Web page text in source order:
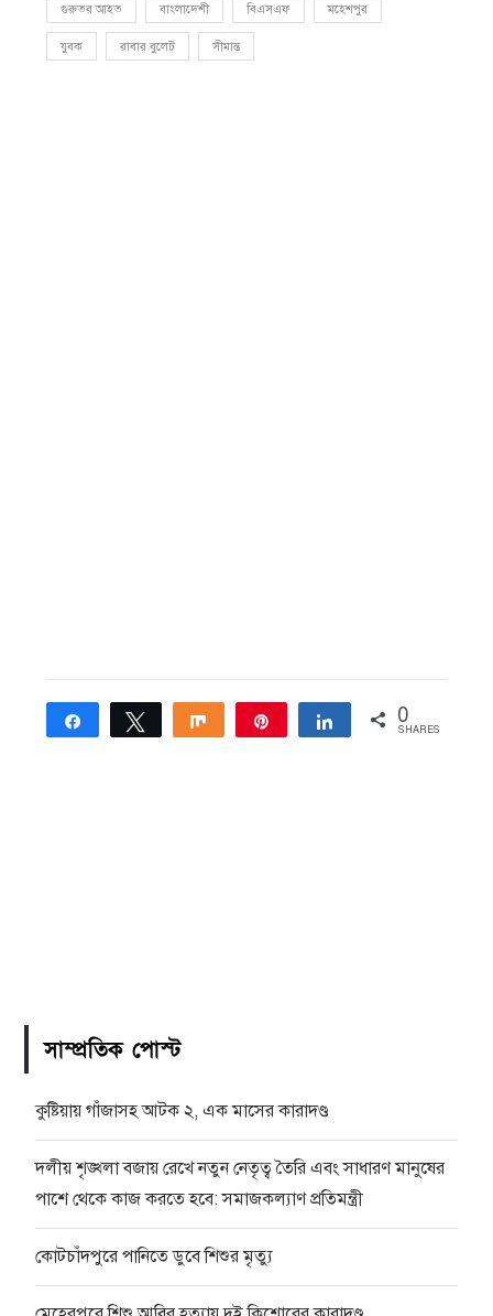
গুরুতর আহত বাংলাদেশী বিএসএফ মহেশপুর
যুবক রাবার বুলেট সীমান্ত
Share Tweet Share Share 0
SHARES
সাম্প্রতিক পোস্ট
কুষ্টিয়ায় গাঁজাসহ আটক ২, এক মাসের কারাদণ্ড
দলীয় শৃঙ্খলা বজায় রেখে নতুন নেতৃত্ব তৈরি এবং সাধারণ মানুষের
পাশে থেকে কাজ করতে হবে: সমাজকল্যাণ প্রতিমন্ত্রী
কোটচাঁদপুরে পানিতে ডুবে শিশুর মৃত্যু